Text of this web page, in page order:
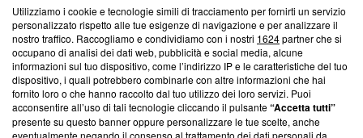
Questa sezione offre informazioni trasparenti su Blasting
News, sui nostri processi editoriali e su come ci impegniamo a
creare news di qualità. Inoltre, afferma la nostra aderenza a
‘Trust Project - News with Integrity’Blasting News non è
ancora membro del programma, ma ha richiesto di farne
parte; Trust Project non ha ancora effettuato una verifica di
conformità agli standard.
Utilizziamo i cookie e tecnologie simili di tracciamento per fornirti un servizio
personalizzato rispetto alle tue esigenze di navigazione e per analizzare il
nostro traffico. Raccogliamo e condividiamo con i nostri 1624partner che si
occupano di analisi dei dati web, pubblicità e social media, alcune
informazioni sul tuo dispositivo, come l’indirizzo IP e le caratteristiche del tuo
dispositivo, i quali potrebbero combinarle con altre informazioni che hai
fornito loro o che hanno raccolto dal tuo utilizzo dei loro servizi. Puoi
acconsentire all’uso di tali tecnologie cliccando il pulsante“Accetta tutti”
presente su questo banner oppure personalizzare le tue scelte, anche
eventualmente negando il consenso al trattamento dei dati personali da